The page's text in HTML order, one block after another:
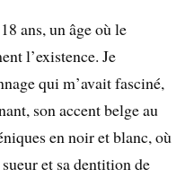
ans, un âge où le
l’existence. Je
qui m’avait fasciné,
son accent belge au
en noir et blanc, où
et sa dentition de